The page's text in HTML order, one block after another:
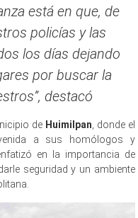
está en que, de
policías y las
los días dejando
por buscar la
destacó
de Huimilpan, donde el
a sus homólogos y
en la importancia de
seguridad y un ambiente